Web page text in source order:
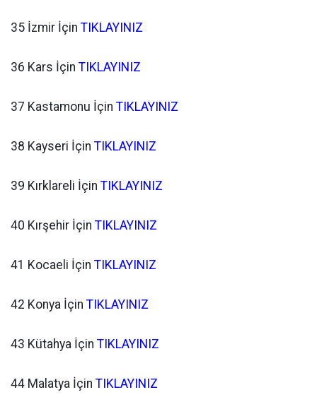
35 İzmir İçin TIKLAYINIZ
36 Kars İçin TIKLAYINIZ
37 Kastamonu İçin TIKLAYINIZ
38 Kayseri İçin TIKLAYINIZ
39 Kırklareli İçin TIKLAYINIZ
40 Kırşehir İçin TIKLAYINIZ
41 Kocaeli İçin TIKLAYINIZ
42 Konya İçin TIKLAYINIZ
43 Kütahya İçin TIKLAYINIZ
44 Malatya İçin TIKLAYINIZ